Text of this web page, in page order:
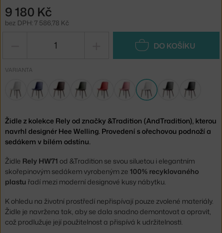
9 180 Kč
bez DPH: 7 586,78 Kč
DO KOŠÍKU
VARIANTA
Židle z kolekce Rely od značky &Tradition (AndTradition), kterou
navrhl designér Hee Welling. Provedení s ořechovou podnoží a
sedákem v bílém odstínu.
Židle Rely HW71 od &Tradition se svou siluetou i elegantním
skořepinovým sedákem vyrobeným ze 100% recyklovaného
plastu řadí mezi moderní designové kusy nábytku.
K ohledu na životní prostředí nepřispívají pouze zvolené materiály.
Židle je navržena tak, aby se dala snadno demontovat a opravit,
což prodlužuje její použitelnost a přispívá k udržitelnosti.